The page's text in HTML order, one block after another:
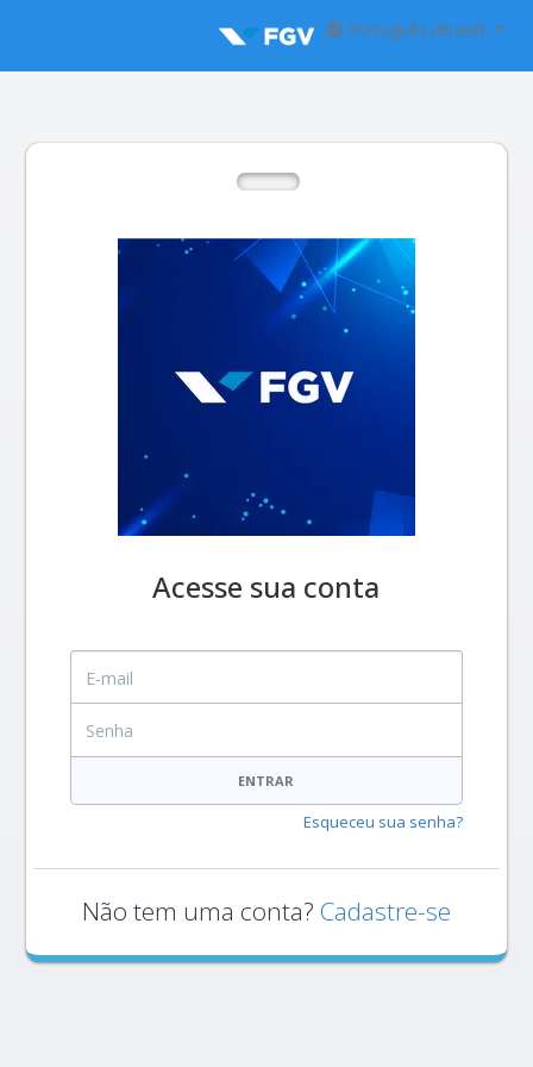
Português (Brasil)
Acesse sua conta
E-mail
ENTRAR
Esqueceu sua senha?
Não tem uma conta? Cadastre-se